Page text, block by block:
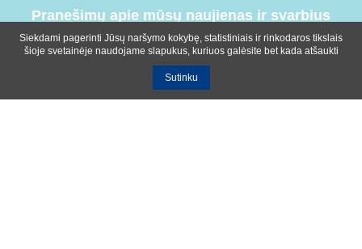
Pranešimų apie mūsų naujienas ir svarbius
įvykius prenumerata
Siekdami pagerinti Jūsų naršymo kokybę, statistiniais ir rinkodaros tikslais
šioje svetainėje naudojame slapukus, kuriuos galėsite bet kada atšaukti
Sutinku